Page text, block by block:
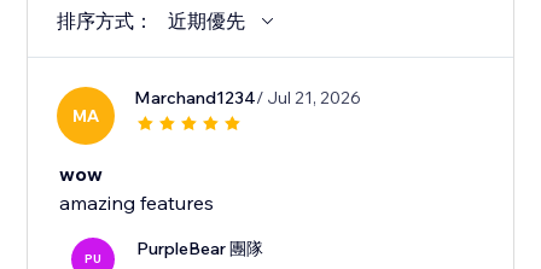
排序方式： 近期優先
MA
Marchand1234/ Jul 21, 2026
wow
amazing features
PU PurpleBear 團隊